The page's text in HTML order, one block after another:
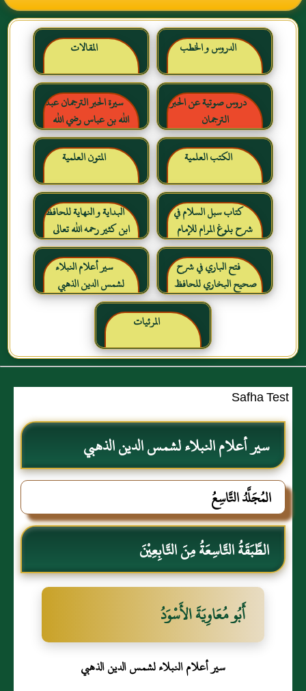
الدروس و الخطب المقالات
دروس صوتية عن الحبر
الترجمان
سيرة الحبر الترجمان عبد
الله بن عباس رضي الله
عنهما
الكتب العلمية
المتون العلمية
كتاب سبل السلام في
شرح بلوغ المرام للإمام
الصنعاني رحمه الله
البداية و النهاية للحافظ
ابن كثير رحمه الله تعالى
فتح الباري في شرح
صحيح البخاري للحافظ
ابن حجر العسقلاني
سير أعلام النبلاء
لشمس الدين الذهبي
المرئيات
Safha Test
سير أعلام النبلاء لشمس الدين الذهبي
المُجَلَّدُ التَّاسِعُ
الطَّبَقَةُ التَّاسِعَةُ مِنَ التَّابِعِيْنَ
أَبُو مُعَاوِيَةَ الأَسْوَدُ
سير أعلام النبلاء لشمس الدين الذهبي